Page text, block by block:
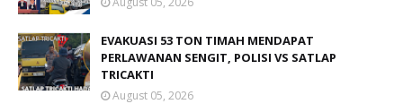
EVAKUASI 53 TON TIMAH MENDAPAT
PERLAWANAN SENGIT, POLISI VS SATLAP
TRICAKTI
August 05, 2026